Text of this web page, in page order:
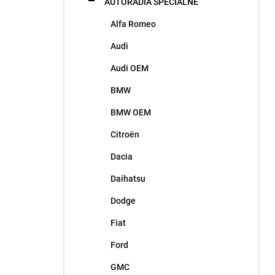
Alfa Romeo
Audi
Audi OEM
BMW
BMW OEM
Citroën
Dacia
Daihatsu
Dodge
Fiat
Ford
GMC